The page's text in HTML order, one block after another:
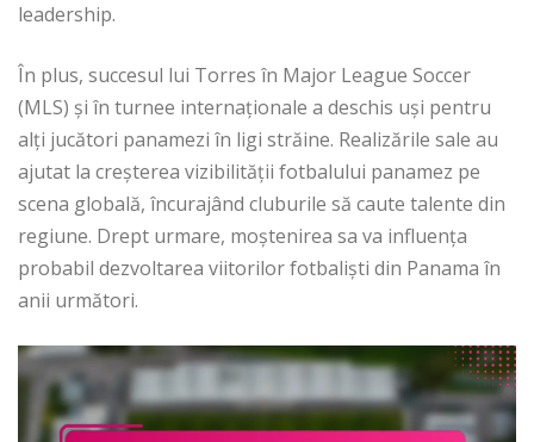
leadership.
În plus, succesul lui Torres în Major League Soccer
(MLS) și în turnee internaționale a deschis uși pentru
alți jucători panamezi în ligi străine. Realizările sale au
ajutat la creșterea vizibilității fotbalului panamez pe
scena globală, încurajând cluburile să caute talente din
regiune. Drept urmare, moștenirea sa va influența
probabil dezvoltarea viitorilor fotbaliști din Panama în
anii următori.